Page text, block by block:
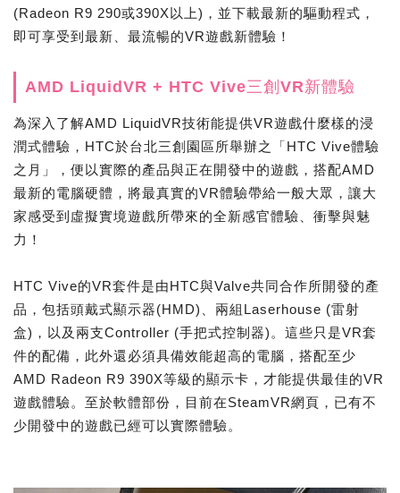
(Radeon R9 290或390X以上)，並下載最新的驅動程式，
即可享受到最新、最流暢的VR遊戲新體驗！
AMD LiquidVR + HTC Vive三創VR新體驗
為深入了解AMD LiquidVR技術能提供VR遊戲什麼樣的浸
潤式體驗，HTC於台北三創園區所舉辦之「HTC Vive體驗
之月」，便以實際的產品與正在開發中的遊戲，搭配AMD
最新的電腦硬體，將最真實的VR體驗帶給一般大眾，讓大
家感受到虛擬實境遊戲所帶來的全新感官體驗、衝擊與魅
力！
HTC Vive的VR套件是由HTC與Valve共同合作所開發的產
品，包括頭戴式顯示器(HMD)、兩組Laserhouse (雷射
盒)，以及兩支Controller (手把式控制器)。這些只是VR套
件的配備，此外還必須具備效能超高的電腦，搭配至少
AMD Radeon R9 390X等級的顯示卡，才能提供最佳的VR
遊戲體驗。至於軟體部份，目前在SteamVR網頁，已有不
少開發中的遊戲已經可以實際體驗。